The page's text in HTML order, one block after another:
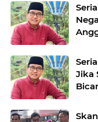
Jika